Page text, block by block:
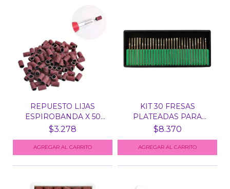
REPUESTO LIJAS
ESPIROBANDA X 50
UNID PAR...
$3.278
AGREGAR AL CARRITO
KIT 30 FRESAS
PLATEADAS PARA
TORNO MANIC...
$8.370